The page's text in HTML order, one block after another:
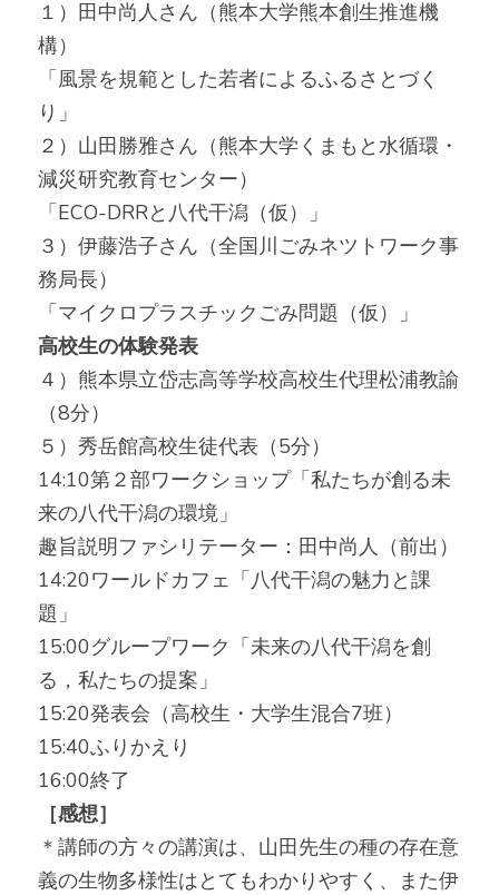
１）田中尚人さん（熊本大学熊本創生推進機
構）
「風景を規範とした若者によるふるさとづく
り」
２）山田勝雅さん（熊本大学くまもと水循環・
減災研究教育センター）
「ECO-DRRと八代干潟（仮）」
３）伊藤浩子さん（全国川ごみネツトワーク事
務局長）
「マイクロプラスチックごみ問題（仮）」
高校生の体験発表
４）熊本県立岱志高等学校高校生代理松浦教諭
（8分）
５）秀岳館高校生徒代表（5分）
14:10第２部ワークショップ「私たちが創る未
来の八代干潟の環境」
趣旨説明ファシリテーター：田中尚人（前出）
14:20ワールドカフェ「八代干潟の魅力と課
題」
15:00グループワーク「未来の八代干潟を創
る，私たちの提案」
15:20発表会（高校生・大学生混合7班）
15:40ふりかえり
16:00終了
［感想］
＊講師の方々の講演は、山田先生の種の存在意
義の生物多様性はとてもわかりやすく、また伊